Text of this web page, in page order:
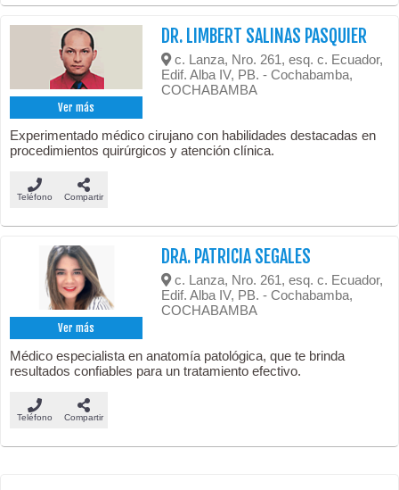
Ver más
DR. LIMBERT SALINAS PASQUIER
c. Lanza, Nro. 261, esq. c. Ecuador,
Edif. Alba IV, PB. - Cochabamba,
COCHABAMBA
Experimentado médico cirujano con habilidades destacadas en
procedimientos quirúrgicos y atención clínica.
Teléfono Compartir
Ver más
DRA. PATRICIA SEGALES
c. Lanza, Nro. 261, esq. c. Ecuador,
Edif. Alba IV, PB. - Cochabamba,
COCHABAMBA
Médico especialista en anatomía patológica, que te brinda
resultados confiables para un tratamiento efectivo.
Teléfono Compartir